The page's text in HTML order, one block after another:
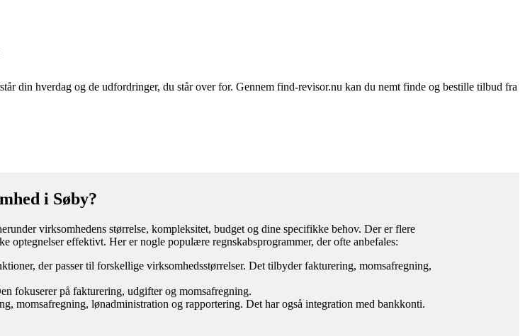
din hverdag og de udfordringer, du står over for. Gennem find-revisor.nu kan du nemt finde og bestille tilbud fra
i Søby?
virksomhedens størrelse, kompleksitet, budget og dine specifikke behov. Der er flere
effektivt. Her er nogle populære regnskabsprogrammer, der ofte anbefales:
der passer til forskellige virksomhedsstørrelser. Det tilbyder fakturering, momsafregning,
fokuserer på fakturering, udgifter og momsafregning.
momsafregning, lønadministration og rapportering. Det har også integration med bankkonti.